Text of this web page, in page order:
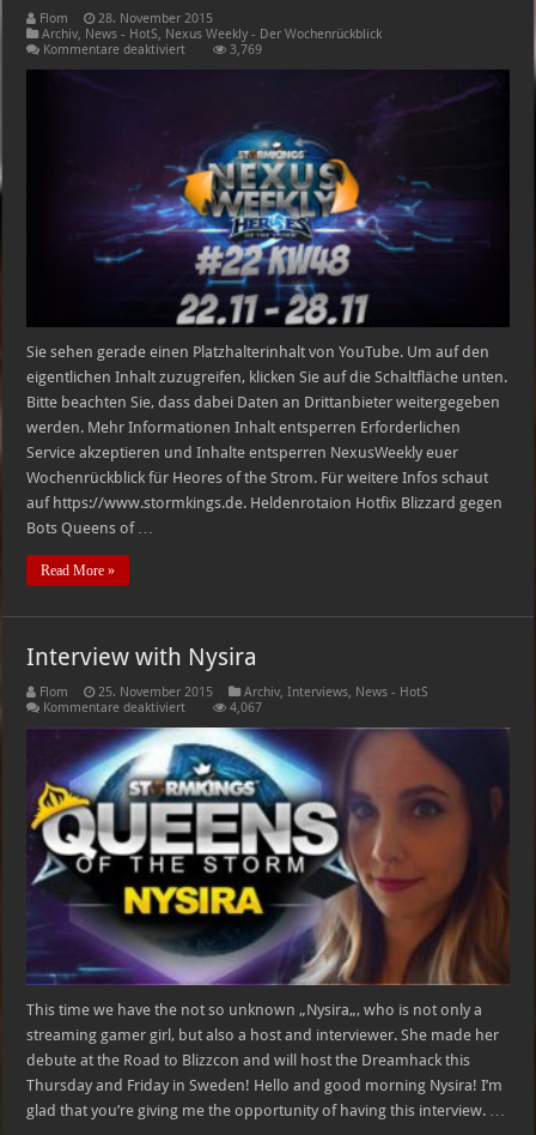
Flom
28. November 2015
Archiv, News - HotS, Nexus Weekly - Der Wochenrückblick
Kommentare deaktiviertfür
NexusWeekly
KW
48
22.11.
–
28.11.
3,769
Sie sehen gerade einen Platzhalterinhalt von YouTube. Um auf den
eigentlichen Inhalt zuzugreifen, klicken Sie auf die Schaltfläche unten.
Bitte beachten Sie, dass dabei Daten an Drittanbieter weitergegeben
werden. Mehr Informationen Inhalt entsperren Erforderlichen
Service akzeptieren und Inhalte entsperren NexusWeekly euer
Wochenrückblick für Heores of the Strom. Für weitere Infos schaut
auf https://www.stormkings.de. Heldenrotaion Hotfix Blizzard gegen
Bots Queens of …
Read More »
Interview with Nysira
Flom 25. November 2015 Archiv,Interviews, News - HotS
Kommentare deaktiviertfür
Nysira
4,067
This time we have the not so unknown „Nysira„, who is not only a
streaming gamer girl, but also a host and interviewer. She made her
debute at the Road to Blizzcon and will host the Dreamhack this
Thursday and Friday in Sweden! Hello and good morning Nysira! I’m
glad that you’re giving me the opportunity of having this interview. …